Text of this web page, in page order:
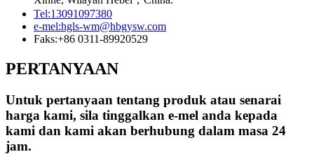
Tel:13091097380
e-mel:hgls-wm@hbgysw.com
Faks:+86 0311-89920529
PERTANYAAN
Untuk pertanyaan tentang produk atau senarai
harga kami, sila tinggalkan e-mel anda kepada
kami dan kami akan berhubung dalam masa 24
jam.